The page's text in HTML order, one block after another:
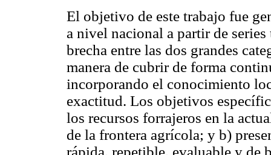
El objetivo de este trabajo fue
a nivel nacional a partir de
brecha entre las dos grandes
manera de cubrir de forma
incorporando el conocimiento
exactitud. Los objetivos
los recursos forrajeros en la
de la frontera agrícola; y b)
rápida, repetible, evaluable y de